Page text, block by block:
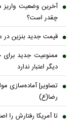
آخرین وضعیت واریز
چقدر است؟
قیمت جدید بنزین در
ممنوعیت جدید برای
دیگر اعتبار ندارد
تصاویر| آماده‌سازی
رضا(ع)
تا آمریکا رفتارش را